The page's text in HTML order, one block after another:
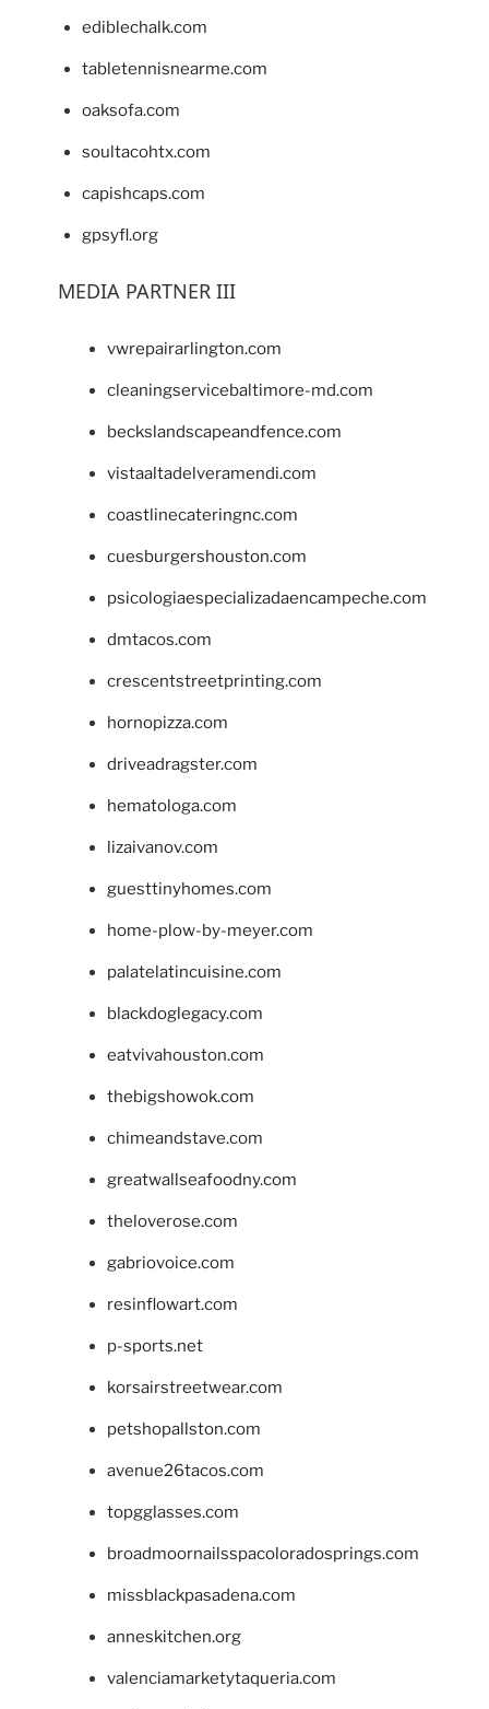
ediblechalk.com
tabletennisnearme.com
oaksofa.com
soultacohtx.com
capishcaps.com
gpsyfl.org
MEDIA PARTNER III
vwrepairarlington.com
cleaningservicebaltimore-md.com
beckslandscapeandfence.com
vistaaltadelveramendi.com
coastlinecateringnc.com
cuesburgershouston.com
psicologiaespecializadaencampeche.com
dmtacos.com
crescentstreetprinting.com
hornopizza.com
driveadragster.com
hematologa.com
lizaivanov.com
guesttinyhomes.com
home-plow-by-meyer.com
palatelatincuisine.com
blackdoglegacy.com
eatvivahouston.com
thebigshowok.com
chimeandstave.com
greatwallseafoodny.com
theloverose.com
gabriovoice.com
resinflowart.com
p-sports.net
korsairstreetwear.com
petshopallston.com
avenue26tacos.com
topgglasses.com
broadmoornailsspacoloradosprings.com
missblackpasadena.com
anneskitchen.org
valenciamarketytaqueria.com